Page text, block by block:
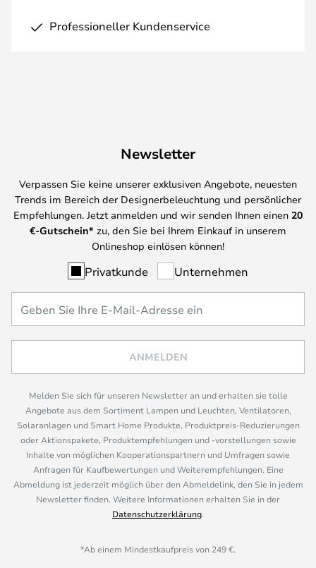
Professioneller Kundenservice
Newsletter
Verpassen Sie keine unserer exklusiven Angebote, neuesten
Trends im Bereich der Designerbeleuchtung und persönlicher
Empfehlungen. Jetzt anmelden und wir senden Ihnen einen 20
€-Gutschein* zu, den Sie bei Ihrem Einkauf in unserem
Onlineshop einlösen können!
Privatkunde Unternehmen
ANMELDEN
Melden Sie sich für unseren Newsletter an und erhalten sie tolle
Angebote aus dem Sortiment Lampen und Leuchten, Ventilatoren,
Solaranlagen und Smart Home Produkte, Produktpreis-Reduzierungen
oder Aktionspakete, Produktempfehlungen und -vorstellungen sowie
Inhalte von möglichen Kooperationspartnern und Umfragen sowie
Anfragen für Kaufbewertungen und Weiterempfehlungen. Eine
Abmeldung ist jederzeit möglich über den Abmeldelink, den Sie in jedem
Newsletter finden. Weitere Informationen erhalten Sie in der
Datenschutzerklärung.
*Ab einem Mindestkaufpreis von 249 €.